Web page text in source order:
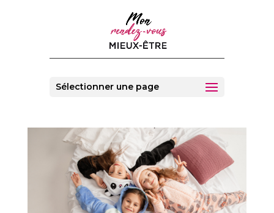
Sélectionner une page